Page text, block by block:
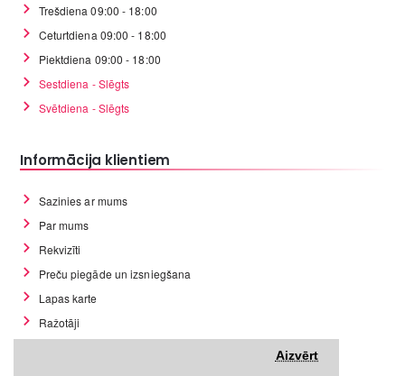
Aizvērt
Trešdiena 09:00 - 18:00
Ceturtdiena 09:00 - 18:00
Piektdiena 09:00 - 18:00
Sestdiena - Slēgts
Svētdiena - Slēgts
Informācija klientiem
Sazinies ar mums
Par mums
Rekvizīti
Preču piegāde un izsniegšana
Lapas karte
Ražotāji